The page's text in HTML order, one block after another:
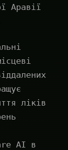
Аравії
ліків
AI в